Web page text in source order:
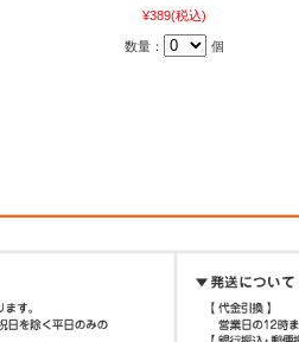
¥389(税込)
数量： 個